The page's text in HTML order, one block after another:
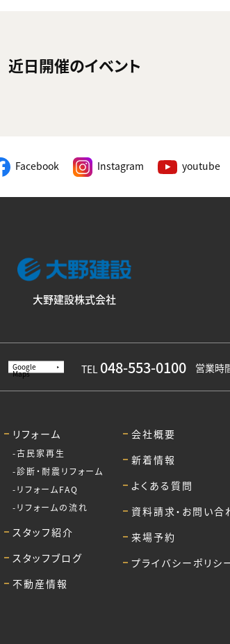
近日開催のイベント
Facebook Instagram youtube
大野建設株式会社
Google
Maps TEL 048-553-0100 営業時
リフォーム
古民家再生
診断・耐震リフォーム
リフォームFAQ
リフォームの流れ
スタッフ紹介
スタッフブログ
不動産情報
会社概要
新着情報
よくある質問
資料請求・お問い合
来場予約
プライバシーポリシ